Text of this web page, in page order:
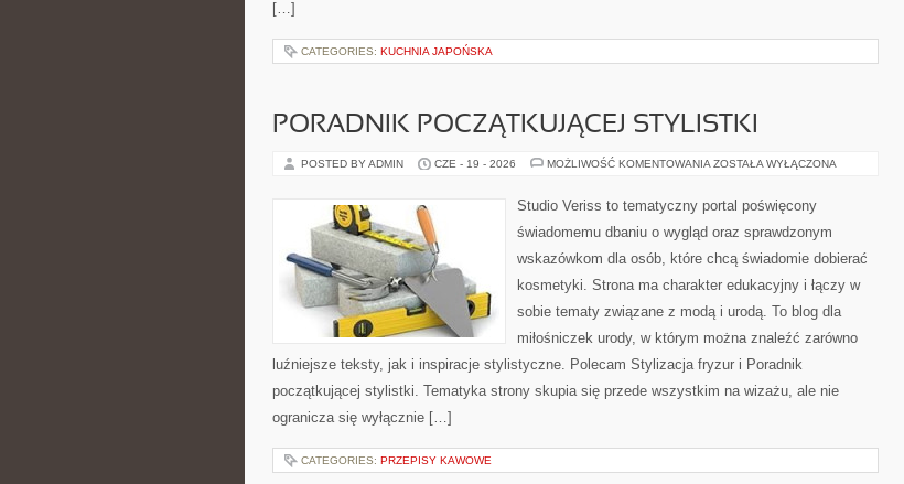
[…]
CATEGORIES: KUCHNIA JAPOŃSKA
PORADNIK POCZĄTKUJĄCEJ STYLISTKI
POSTED BY ADMIN CZE - 19 - 2026 MOŻLIWOŚĆ KOMENTOWANIA PORADNIK
ZOSTAŁA WYŁĄCZONA
Studio Veriss to tematyczny portal poświęcony
świadomemu dbaniu o wygląd oraz sprawdzonym
wskazówkom dla osób, które chcą świadomie dobierać
kosmetyki. Strona ma charakter edukacyjny i łączy w
sobie tematy związane z modą i urodą. To blog dla
miłośniczek urody, w którym można znaleźć zarówno
luźniejsze teksty, jak i inspiracje stylistyczne. Polecam Stylizacja fryzur i Poradnik
początkującej stylistki. Tematyka strony skupia się przede wszystkim na wizażu, ale nie
ogranicza się wyłącznie […]
CATEGORIES: PRZEPISY KAWOWE